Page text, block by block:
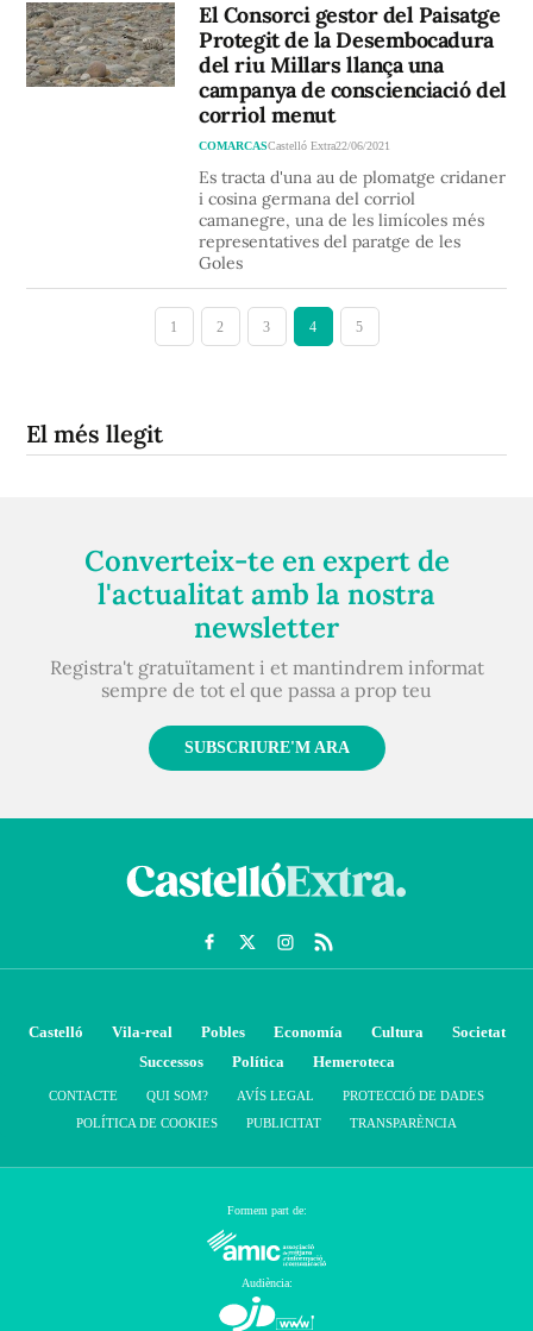
El Consorci gestor del Paisatge
Protegit de la Desembocadura
del riu Millars llança una
campanya de conscienciació del
corriol menut
COMARCASCastelló Extra22/06/2021
Es tracta d'una au de plomatge cridaner
i cosina germana del corriol
camanegre, una de les limícoles més
representatives del paratge de les
Goles
1 2 3 4 5
El més llegit
Converteix-te en expert de
l'actualitat amb la nostra
newsletter
Registra't gratuïtament i et mantindrem informat
sempre de tot el que passa a prop teu
SUBSCRIURE'M ARA
Castelló Vila-real Pobles Economía Cultura
Societat
Successos
Política Hemeroteca
CONTACTE QUI SOM? AVÍS LEGAL
PROTECCIÓ DE DADES
POLÍTICA DE COOKIES
PUBLICITAT TRANSPARÈNCIA
Formem part de:
Audiència: